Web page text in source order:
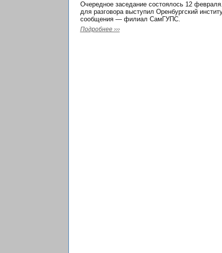
Очередное заседание состоялось 12
для разговора выступил Оренбургский
сообщения — филиал СамГУПС.
Подробнее ›››